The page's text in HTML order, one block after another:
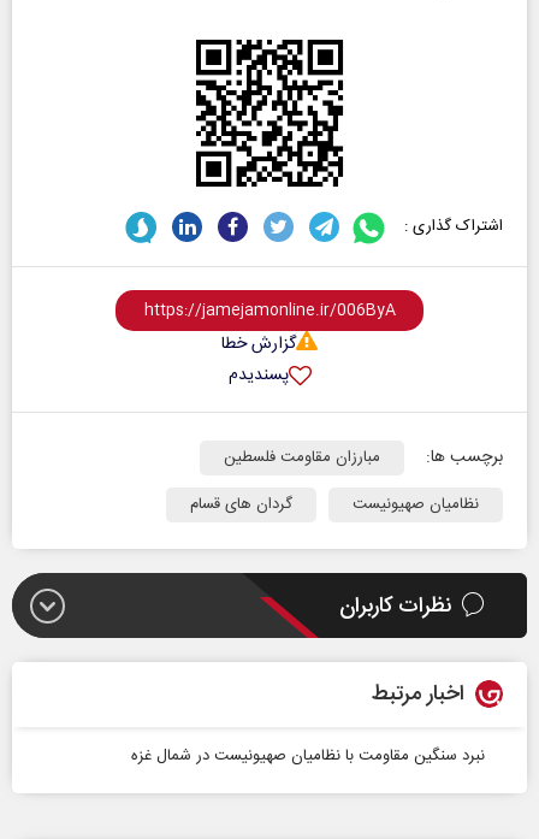
اشتراک گذاری :
گزارش خطا
پسندیدم
برچسب ها:
مبارزان مقاومت فلسطین
نظامیان صهیونیست
گردان های قسام
نظرات کاربران
اخبار مرتبط
نبرد سنگین مقاومت با نظامیان صهیونیست در شمال غزه